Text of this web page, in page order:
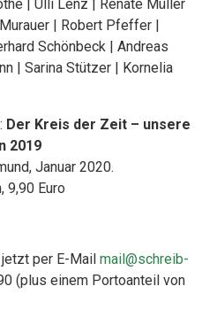
| Ulli Lenz | Renate Müller
| Robert Pfeffer |
Schönbeck | Andreas
| Sarina Stützer | Kornelia
Der Kreis der Zeit – unsere
2019
Januar 2020.
9,90 Euro
per E-Mail mail@schreib-
(plus einem Portoanteil von